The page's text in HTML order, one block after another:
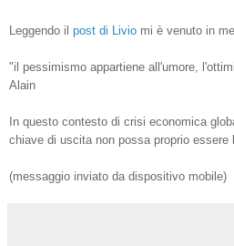
Leggendo il post di Livio mi è venuto in
"il pessimismo appartiene all'umore,
Alain
In questo contesto di crisi economica
chiave di uscita non possa proprio essere
(messaggio inviato da dispositivo mobile)